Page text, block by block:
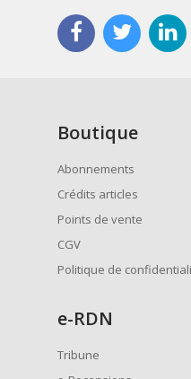
Boutique
Abonnements
Crédits articles
Points de vente
CGV
Politique de
e-RDN
Tribune